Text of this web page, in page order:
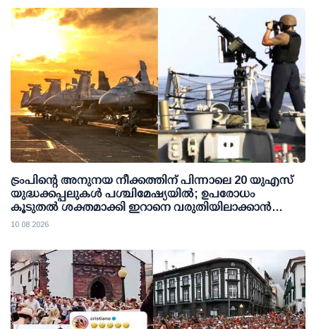
ട്രംപിന്റെ അനുനയ നീക്കത്തിന് പിന്നാലെ 20 യുഎസ്
യുദ്ധക്കപ്പലുകള്‍ പശ്ചിമേഷ്യയില്‍; ഉപരോധം
കൂടുതല്‍ ശക്തമാക്കി ഇറാനെ വരുതിയിലാക്കാന്‍
നീക്കം
10 08 2026